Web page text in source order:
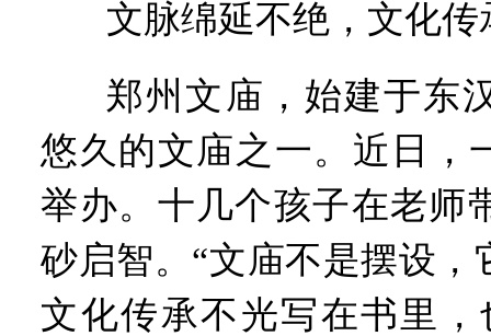
文脉绵延不绝，文化
郑州文庙，始建于东
悠久的文庙之一。近日，
举办。十几个孩子在老师
砂启智。“文庙不是摆设，
文化传承不光写在书里